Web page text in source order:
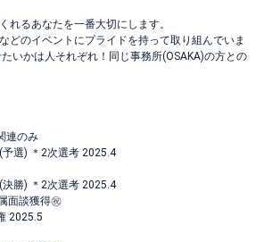
れるあなたを一番大切にします。
どのイベントにプライドを持って取り組んでいま
いかは人それぞれ！同じ事務所(OSAKA)の方との
連のみ
予選) ＊2次選考 2025.4
決勝) ＊2次選考 2025.4
面談獲得㊗️
2025.5